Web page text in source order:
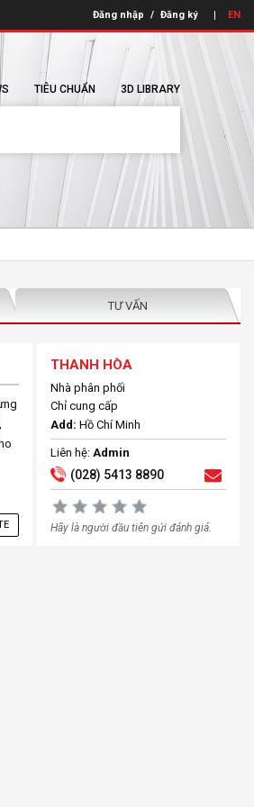
Đăng nhập / Đăng ký EN
TIÊU CHUẨN 3D LIBRARY
TƯ VẤN
THANH HÒA
Nhà phân phối
Chỉ cung cấp
Add: Hồ Chí Minh
Liên hệ:Admin
(028) 5413 8890
Hãy là người đầu tiên gửi đánh giá.